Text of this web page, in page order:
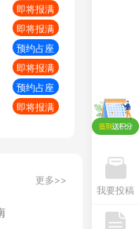
即将报满
即将报满
预约占座
即将报满
预约占座
即将报满
更多>>
我要投稿